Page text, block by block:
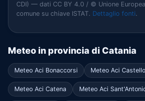
CDI) — dati CC BY 4.0 / © Unione
comune su chiave ISTAT. Dettaglio fonti.
Meteo in provincia di Catania
Meteo Aci Bonaccorsi Meteo Aci Castello
Meteo Aci Catena Meteo Aci